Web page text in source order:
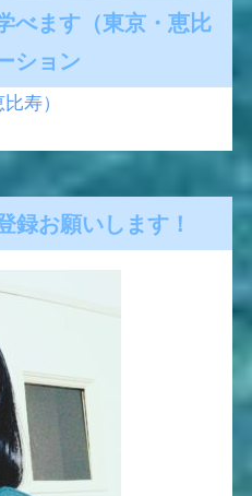
べます（東京・恵比
ション
寿）
録お願いします！